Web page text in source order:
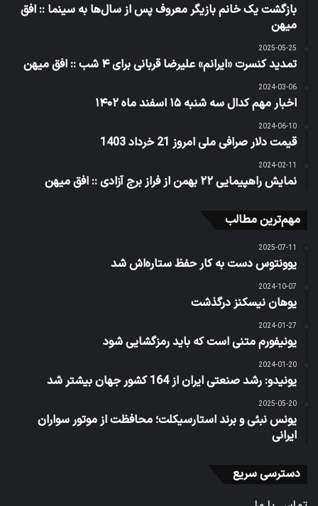
بازگشت یک خانم بازیگر معروف پس از سال‌ها به سینما :: افق
میهن
2025-05-25
تمدید کنسرت «ایرانم» علیرضا قربانی برای ۴ شب :: افق میهن
2024-03-06
اخبار مهم کدال سه شنبه ۱۵ اسفند ماه ۱۴۰۲
2024-06-10
قیمت دلار صرافی ملی امروز 21 خرداد 1403
2024-02-11
نمایش راهپیمایی ۲۲ بهمن از فراز برج آزادی :: افق میهن
مهم‌ترین مطالب
2025-07-11
یوونتوس دست به کار حفظ ستاره‌اش شد
2024-10-07
یوهان نیسکنز درگذشت
2024-01-27
یونیفورم متنی است که باید رمزگشایی شود
2024-01-20
یونیدو: رشد صنعتی ایران از 164 کشور جهان بیشتر شد
2025-05-20
یونس نبئی و برند استارسیکلت؛ محافظت از موتور سواران
ایرانی
دسترسی سریع